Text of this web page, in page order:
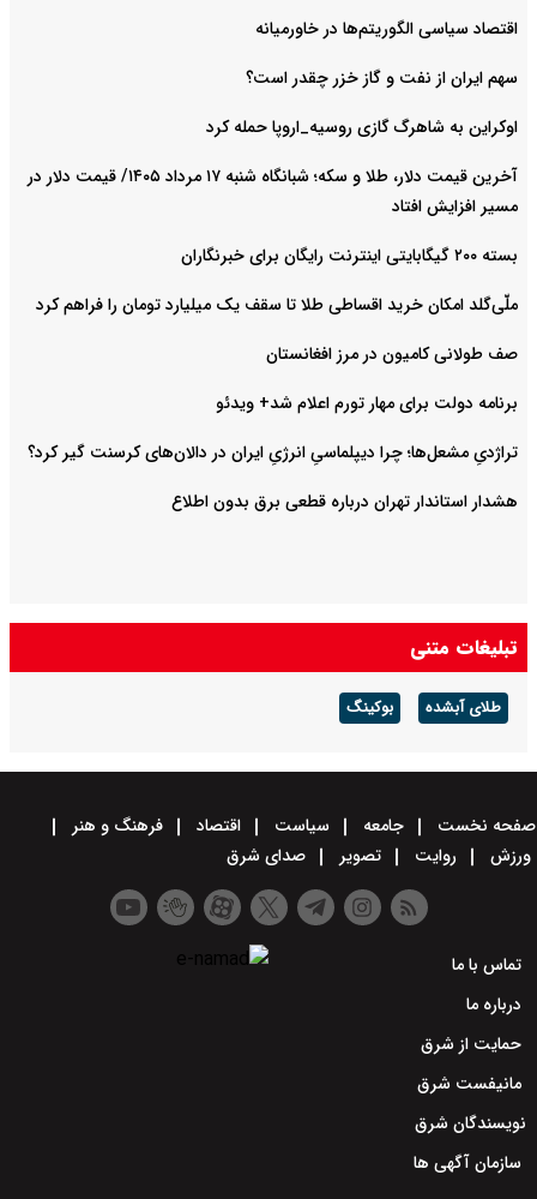
اقتصاد سیاسی الگوریتم‌ها در خاورمیانه
سهم ایران از نفت و گاز خزر چقدر است؟
اوکراین به شاهرگ گازی روسیه_اروپا حمله کرد
آخرین قیمت دلار، طلا و سکه؛ شبانگاه شنبه ۱۷ مرداد ۱۴۰۵/ قیمت دلار در
مسیر افزایش افتاد
بسته ۲۰۰ گیگابایتی اینترنت رایگان برای خبرنگاران
ملّی‌گلد امکان خرید اقساطی طلا تا سقف یک میلیارد تومان را فراهم کرد
صف طولانی کامیون در مرز افغانستان
برنامه دولت برای مهار تورم اعلام شد+ ویدئو
تراژدیِ مشعل‌ها؛ چرا دیپلماسیِ انرژیِ ایران در دالان‌های کرسنت گیر کرد؟
هشدار استاندار تهران درباره قطعی برق بدون اطلاع
تبلیغات متنی
طلای آبشده بوکینگ
صفحه نخست جامعه سیاست اقتصاد
فرهنگ و هنر
ورزش
روایت تصویر صدای شرق
تماس با ما
درباره ما
حمایت از شرق
مانیفست شرق
نویسندگان شرق
سازمان آگهی ها